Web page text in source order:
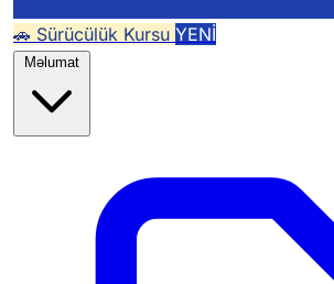
🚗 Sürücülük Kursu YENİ
Məlumat